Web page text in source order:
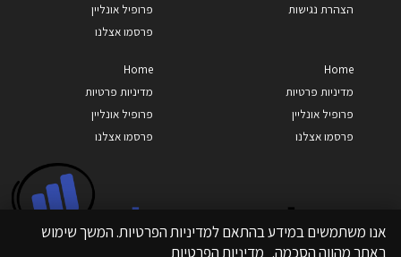
הצהרת נגישות
פרופיל אונליין
פרסמו אצלנו
Home
מדיניות פרטיות
פרופיל אונליין
פרסמו אצלנו
Home
מדיניות פרטיות
פרופיל אונליין
פרסמו אצלנו
אנו משתמשים במידע בהתאם למדיניות הפרטיות. המשך שימוש
באתר מהווה הסכמה. מדיניות הפרטיות